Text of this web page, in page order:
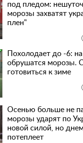
под пледом:
морозы захватят
плен"
Похолодает до -6:
обрушатся морозы.
готовиться к зиме
Осенью больше не
морозы ударят по
новой силой, но
потеплеет